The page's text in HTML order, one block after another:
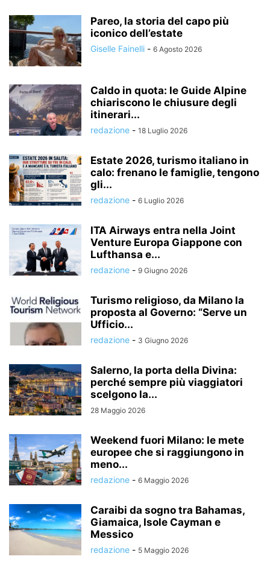
Pareo, la storia del capo più
iconico dell’estate
Giselle Fainelli - 6 Agosto 2026
Caldo in quota: le Guide Alpine
chiariscono le chiusure degli
itinerari...
redazione - 18 Luglio 2026
Estate 2026, turismo italiano in
calo: frenano le famiglie, tengono
gli...
redazione - 6 Luglio 2026
ITA Airways entra nella Joint
Venture Europa Giappone con
Lufthansa e...
redazione - 9 Giugno 2026
Turismo religioso, da Milano la
proposta al Governo: “Serve un
Ufficio...
redazione - 3 Giugno 2026
Salerno, la porta della Divina:
perché sempre più viaggiatori
scelgono la...
28 Maggio 2026
Weekend fuori Milano: le mete
europee che si raggiungono in
meno...
redazione - 6 Maggio 2026
Caraibi da sogno tra Bahamas,
Giamaica, Isole Cayman e
Messico
redazione - 5 Maggio 2026